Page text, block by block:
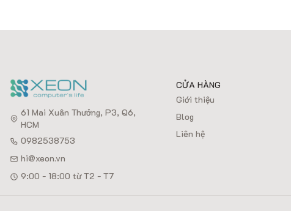
61 Mai Xuân Thưởng, P3, Q6,
HCM
0982538753
hi@xeon.vn
9:00 - 18:00 từ T2 - T7
CỬA HÀNG
Giới thiệu
Blog
Liên hệ